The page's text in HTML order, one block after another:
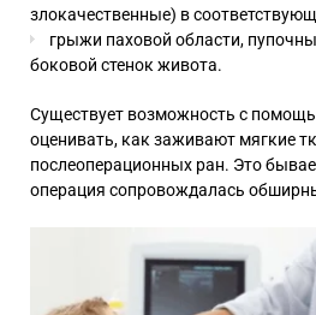
злокачественные) в
грыжи паховой области,
боковой стенок живота.
Существует возможность с
оценивать, как заживают мягкие
послеоперационных ран. Это
операция сопровождалась